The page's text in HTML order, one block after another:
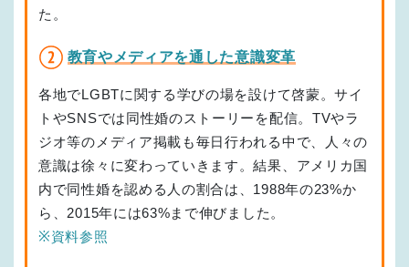
た。
教育やメディアを通した意識変革
各地でLGBTに関する学びの場を設けて啓蒙。サイ
トやSNSでは同性婚のストーリーを配信。TVやラ
ジオ等のメディア掲載も毎日行われる中で、人々の
意識は徐々に変わっていきます。結果、アメリカ国
内で同性婚を認める人の割合は、1988年の23%か
ら、2015年には63%まで伸びました。
※資料参照